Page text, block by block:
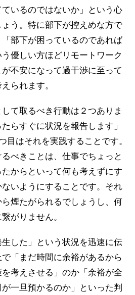
いるのではないか」という心
う。特に部下が控えめな方で
部下が困っているのであれば
優しい方ほどリモートワーク
不安になって過干渉に至って
られます。
て取るべき行動は２つありま
らすぐに状況を報告します」
目はそれを実践することです。
べきことは、仕事でちょっと
からといって何も考えずにす
いようにすることです。それ
煙たがられるでしょうし、何
がりません。
した」という状況を迅速に伝
「まだ時間に余裕があるから
考えさせる」のか「余裕が全
一旦預かるのか」といった判